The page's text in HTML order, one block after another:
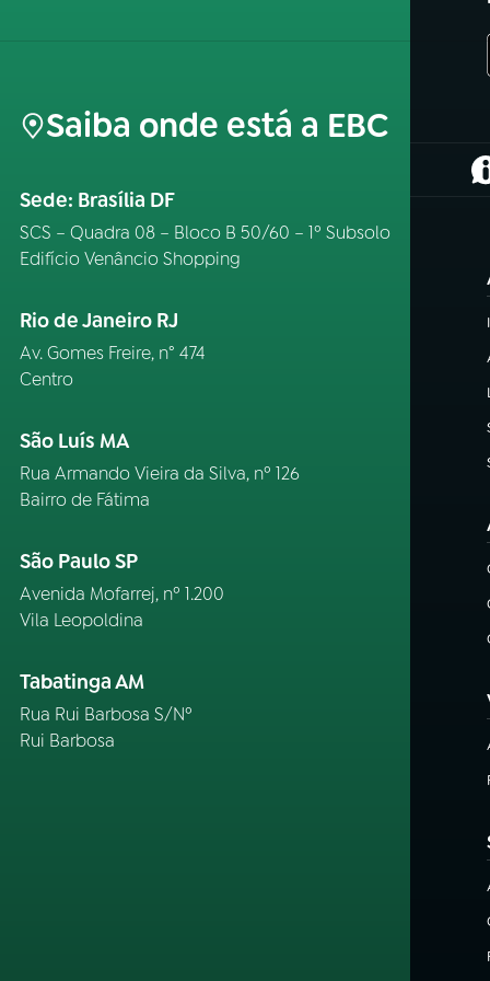
Saiba onde está a EBC
Sede: Brasília DF
SCS – Quadra 08 – Bloco B 50/60 – 1º Subsolo
Edifício Venâncio Shopping
Rio de Janeiro RJ
Av. Gomes Freire, n° 474
Centro
São Luís MA
Rua Armando Vieira da Silva, nº 126
Bairro de Fátima
São Paulo SP
Avenida Mofarrej, nº 1.200
Vila Leopoldina
Tabatinga AM
Rua Rui Barbosa S/Nº
Rui Barbosa